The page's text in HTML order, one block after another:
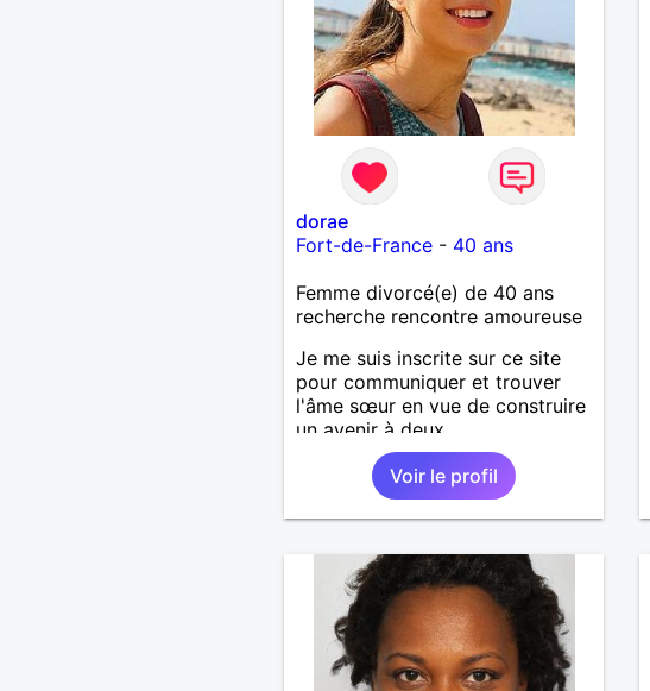
dorae
Fort-de-France- 40 ans
Femme divorcé(e) de 40 ans
recherche rencontre amoureuse
Je me suis inscrite sur ce site
pour communiquer et trouver
l'âme sœur en vue de construire
un avenir à deux.
Voir le profil